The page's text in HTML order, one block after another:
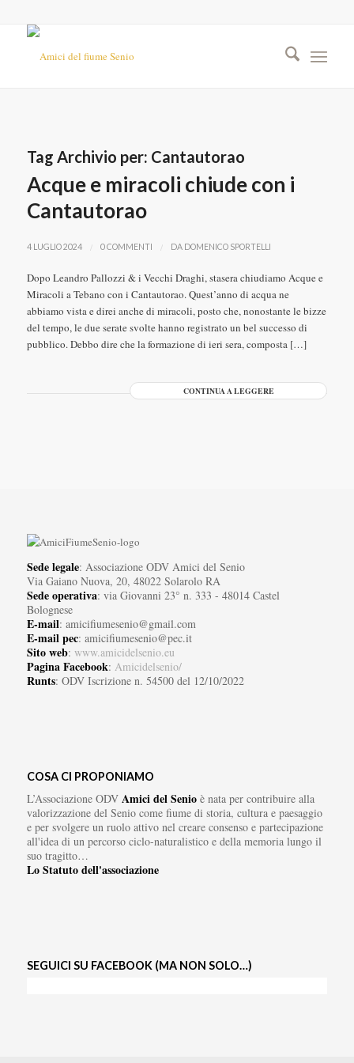
Tag Archivio per: Cantautorao
Acque e miracoli chiude con i
Cantautorao
4 LUGLIO 2024 / 0 COMMENTI / DA DOMENICO SPORTELLI
Dopo Leandro Pallozzi & i Vecchi Draghi, stasera chiudiamo Acque e
Miracoli a Tebano con i Cantautorao. Quest’anno di acqua ne
abbiamo vista e direi anche di miracoli, posto che, nonostante le bizze
del tempo, le due serate svolte hanno registrato un bel successo di
pubblico. Debbo dire che la formazione di ieri sera, composta […]
CONTINUA A LEGGERE
Sede legale: Associazione ODV Amici del Senio
Via Gaiano Nuova, 20, 48022 Solarolo RA
Sede operativa: via Giovanni 23° n. 333 - 48014 Castel
Bolognese
E-mail: amicifiumesenio@gmail.com
E-mail pec: amicifiumesenio@pec.it
Sito web: www.amicidelsenio.eu
Pagina Facebook: Amicidelsenio/
Runts: ODV Iscrizione n. 54500 del 12/10/2022
COSA CI PROPONIAMO
L’Associazione ODV Amici del Senioè nata per contribuire alla
valorizzazione del Senio come fiume di storia, cultura e paesaggio
e per svolgere un ruolo attivo nel creare consenso e partecipazione
all'idea di un percorso ciclo-naturalistico e della memoria lungo il
suo tragitto…
Lo Statuto dell'associazione
SEGUICI SU FACEBOOK (MA NON SOLO…)